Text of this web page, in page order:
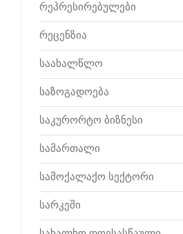
რეპრესირებულები
რეცენზია
საახალწლო
საზოგადოება
საკურორტო ბიზნესი
სამართალი
სამოქალაქო სექტორი
სარკეში